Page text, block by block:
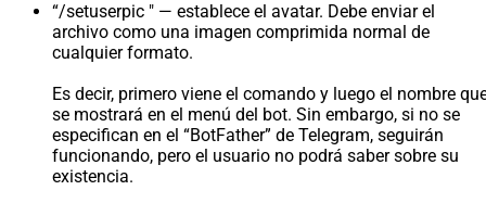
“/setuserpic " — establece el avatar. Debe enviar el
archivo como una imagen comprimida normal de
cualquier formato.
Es decir, primero viene el comando y luego el nombre
se mostrará en el menú del bot. Sin embargo, si no se
especifican en el “BotFather” de Telegram, seguirán
funcionando, pero el usuario no podrá saber sobre su
existencia.